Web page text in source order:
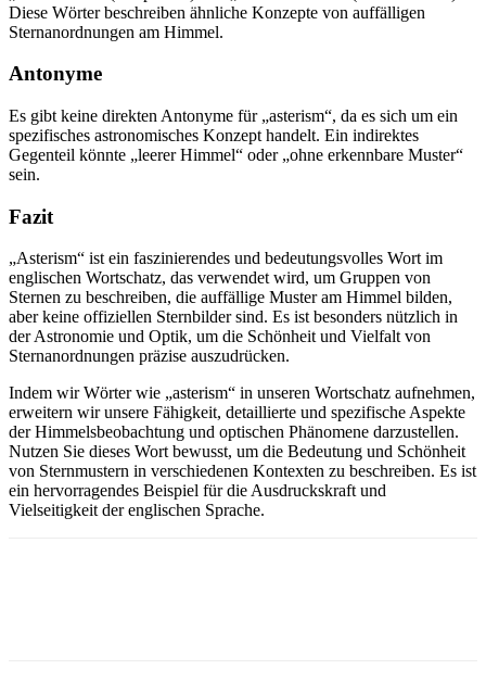
Diese Wörter beschreiben ähnliche Konzepte von auffälligen
Sternanordnungen am Himmel.
Antonyme
Es gibt keine direkten Antonyme für „asterism“, da es sich um ein
spezifisches astronomisches Konzept handelt. Ein indirektes
Gegenteil könnte „leerer Himmel“ oder „ohne erkennbare Muster“
sein.
Fazit
„Asterism“ ist ein faszinierendes und bedeutungsvolles Wort im
englischen Wortschatz, das verwendet wird, um Gruppen von
Sternen zu beschreiben, die auffällige Muster am Himmel bilden,
aber keine offiziellen Sternbilder sind. Es ist besonders nützlich in
der Astronomie und Optik, um die Schönheit und Vielfalt von
Sternanordnungen präzise auszudrücken.
Indem wir Wörter wie „asterism“ in unseren Wortschatz aufnehmen,
erweitern wir unsere Fähigkeit, detaillierte und spezifische Aspekte
der Himmelsbeobachtung und optischen Phänomene darzustellen.
Nutzen Sie dieses Wort bewusst, um die Bedeutung und Schönheit
von Sternmustern in verschiedenen Kontexten zu beschreiben. Es ist
ein hervorragendes Beispiel für die Ausdruckskraft und
Vielseitigkeit der englischen Sprache.